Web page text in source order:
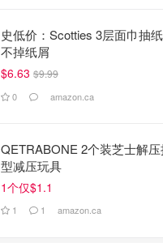
史低价：Scotties 3层面巾抽
不掉纸屑
$6.63 $9.99
0 amazon.ca
QETRABONE 2个装芝士解
型减压玩具
1个仅$1.1
1 1 amazon.ca